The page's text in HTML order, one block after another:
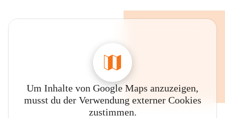
Um Inhalte von Google Maps anzuzeigen,
musst du der Verwendung externer Cookies
zustimmen.